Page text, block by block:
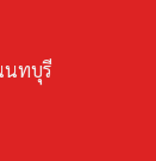
นทบุรี